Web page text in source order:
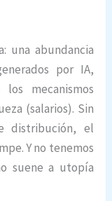
una abundancia
por IA,
mecanismos
(salarios). Sin
distribución, el
Y no tenemos
suene a utopía